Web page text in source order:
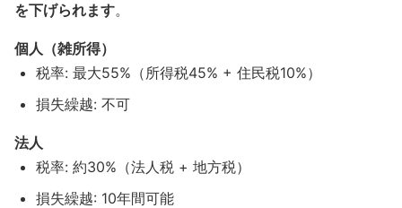
を下げられます。
個人（雑所得）
税率: 最大55%（所得税45% + 住民税10%）
損失繰越: 不可
法人
税率: 約30%（法人税 + 地方税）
損失繰越: 10年間可能